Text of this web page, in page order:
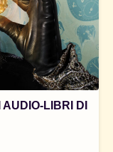
LIBRI DI